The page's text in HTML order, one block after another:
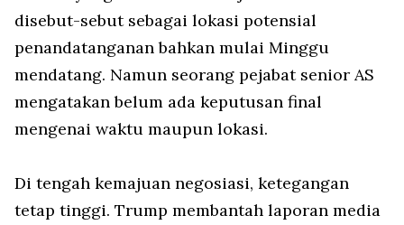
disebut-sebut sebagai lokasi potensial
penandatanganan bahkan mulai Minggu
mendatang. Namun seorang pejabat senior AS
mengatakan belum ada keputusan final
mengenai waktu maupun lokasi.
Di tengah kemajuan negosiasi, ketegangan
tetap tinggi. Trump membantah laporan media